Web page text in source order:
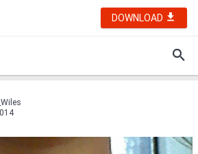
DOWNLOAD